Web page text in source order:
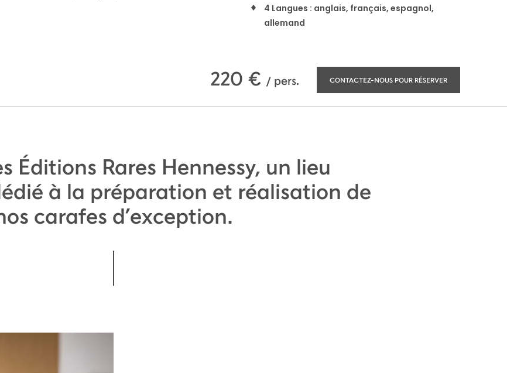
4 Langues : anglais, français, espagnol,
allemand
220 € / pers. CONTACTEZ-NOUS POUR RÉSERVER
Éditions Rares Hennessy, un lieu
à la préparation et réalisation de
carafes d’exception.